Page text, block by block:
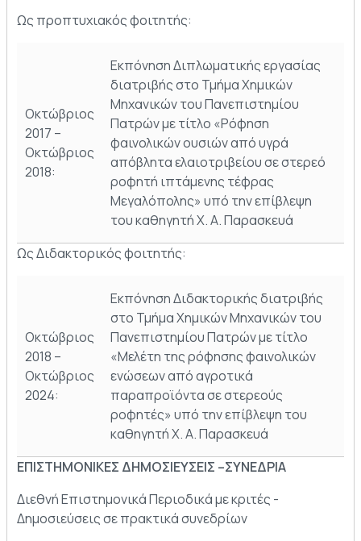
Ως προπτυχιακός φοιτητής:
Οκτώβριος
2017 –
Οκτώβριος
2018:
Εκπόνηση Διπλωματικής εργασίας
διατριβής στο Τμήμα Χημικών
Μηχανικών του Πανεπιστημίου
Πατρών με τίτλο «Ρόφηση
φαινολικών ουσιών από υγρά
απόβλητα ελαιοτριβείου σε στερεό
ροφητή ιπτάμενης τέφρας
Μεγαλόπολης» υπό την επίβλεψη
του καθηγητή Χ. Α. Παρασκευά
Ως Διδακτορικός φοιτητής:
Οκτώβριος
2018 –
Οκτώβριος
2024:
Εκπόνηση Διδακτορικής διατριβής
στο Τμήμα Χημικών Μηχανικών του
Πανεπιστημίου Πατρών με τίτλο
«Μελέτη της ρόφησης φαινολικών
ενώσεων από αγροτικά
παραπροϊόντα σε στερεούς
ροφητές» υπό την επίβλεψη του
καθηγητή Χ. Α. Παρασκευά
ΕΠΙΣΤΗΜΟΝΙΚΕΣ ΔHMOΣIEYΣEIΣ –ΣΥΝΕΔΡΙΑ
Διεθνή Επιστημονικά Περιοδικά με κριτές -
Δημοσιεύσεις σε πρακτικά συνεδρίων